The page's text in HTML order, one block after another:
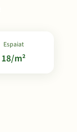
Espaiat
18/m²